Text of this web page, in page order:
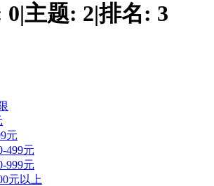
0|主题: 2|排名: 3
元
499元
999元
元以上